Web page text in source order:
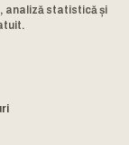
analiză statistică și